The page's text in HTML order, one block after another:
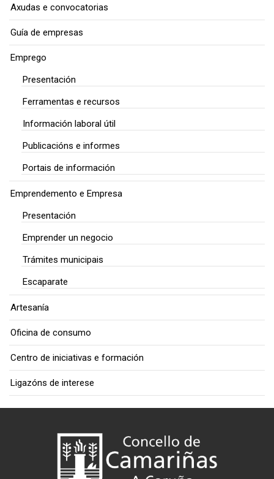
Axudas e convocatorias
Guía de empresas
Emprego
Presentación
Ferramentas e recursos
Información laboral útil
Publicacións e informes
Portais de información
Emprendemento e Empresa
Presentación
Emprender un negocio
Trámites municipais
Escaparate
Artesanía
Oficina de consumo
Centro de iniciativas e formación
Ligazóns de interese